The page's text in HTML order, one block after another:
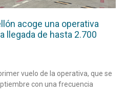
acoge una operativa
llegada de hasta 2.700
vuelo de la operativa, que se
con una frecuencia